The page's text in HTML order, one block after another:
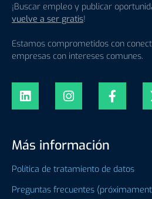
¡Buscar empleo y publicar
vuelve a ser gratis!
Estamos comprometidos con
empresas con intereses comunes.
Más información
Política de tratamiento de datos
Preguntas frecuentes